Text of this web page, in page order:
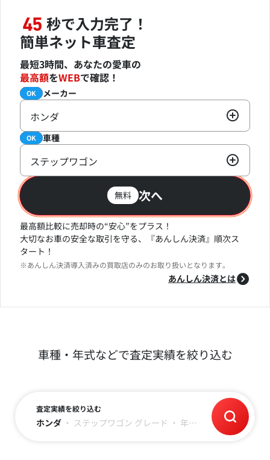
45 秒で入力完了！
簡単ネット車査定
最短3時間、あなたの愛車の
最高額をWEBで確認！
必須 メーカー
OK
ホンダ
必須 車種
OK
ステップワゴン
無料 次へ
最高額比較に売却時の“安心”をプラス！
大切なお車の安全な取引を守る、『あんしん決済』順次ス
タート！
※あんしん決済導入済みの買取店のみのお取り扱いとなります。
あんしん決済とは
車種・年式などで査定実績を絞り込む
査定実績を絞り込む
ホンダ ・ ステップワゴン グレード ・ 年式 ～9万キロ